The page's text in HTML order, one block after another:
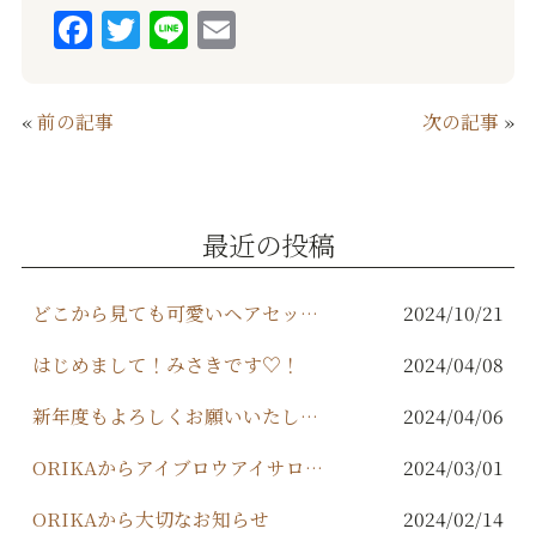
F
a
c
e
o
k
T
w
Li
n
E
«前の記事 次の記事 »
最近の投稿
どこから見ても可愛いヘアセットはORIKAで！
2024/10/21
はじめまして！みさきです♡！
2024/04/08
新年度もよろしくお願いいたします✨️
2024/04/06
ORIKAからアイブロウアイサロンが出来ます！
2024/03/01
ORIKAから大切なお知らせ
2024/02/14